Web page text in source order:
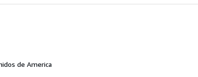
de America